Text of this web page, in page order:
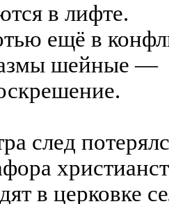
в лифте.
ещё в
шейные —
след
в церковке